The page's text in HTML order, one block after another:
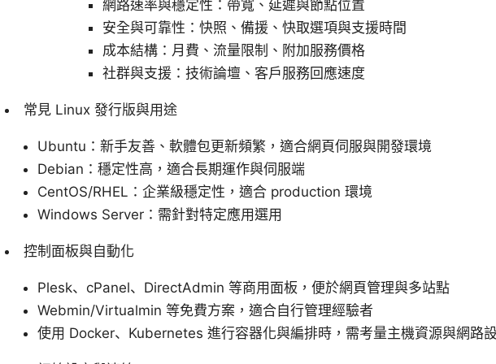
網路速率與穩定性：帶寬、延遲與節點位置
安全與可靠性：快照、備援、快取選項與支援時間
成本結構：月費、流量限制、附加服務價格
社群與支援：技術論壇、客戶服務回應速度
常見 Linux 發行版與用途
Ubuntu：新手友善、軟體包更新頻繁，適合網頁伺服與開發環境
Debian：穩定性高，適合長期運作與伺服端
CentOS/RHEL：企業級穩定性，適合 production 環境
Windows Server：需針對特定應用選用
控制面板與自動化
Plesk、cPanel、DirectAdmin 等商用面板，便於網頁管理與多站點
Webmin/Virtualmin 等免費方案，適合自行管理經驗者
使用 Docker、Kubernetes 進行容器化與編排時，需考量主機資源與網路